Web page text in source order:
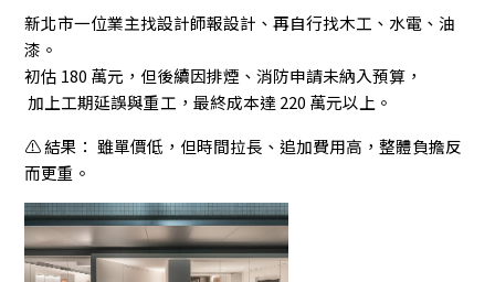
新北市一位業主找設計師報設計、再自行找木工、水電、油
漆。
初估 180 萬元，但後續因排煙、消防申請未納入預算，
加上工期延誤與重工，最終成本達 220 萬元以上。
⚠️ 結果： 雖單價低，但時間拉長、追加費用高，整體負擔反
而更重。